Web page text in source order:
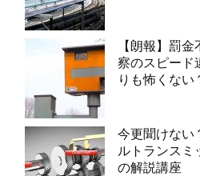
【朗報】罰
察のスピード
りも怖くない
今更聞けない
ルトランスミ
の解説講座